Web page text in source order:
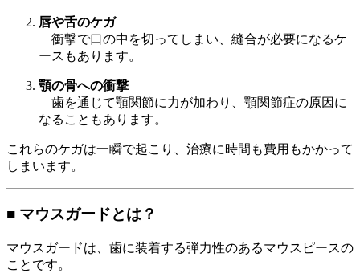
唇や舌のケガ
衝撃で口の中を切ってしまい、縫合が必要になるケ
ースもあります。
顎の骨への衝撃
歯を通じて顎関節に力が加わり、顎関節症の原因に
なることもあります。
これらのケガは一瞬で起こり、治療に時間も費用もかかって
しまいます。
■ マウスガードとは？
マウスガードは、歯に装着する弾力性のあるマウスピースの
ことです。